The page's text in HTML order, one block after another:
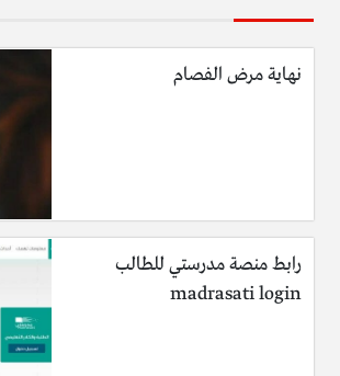
نهاية مرض الفصام
رابط منصة مدرستي للطالب
madrasati login